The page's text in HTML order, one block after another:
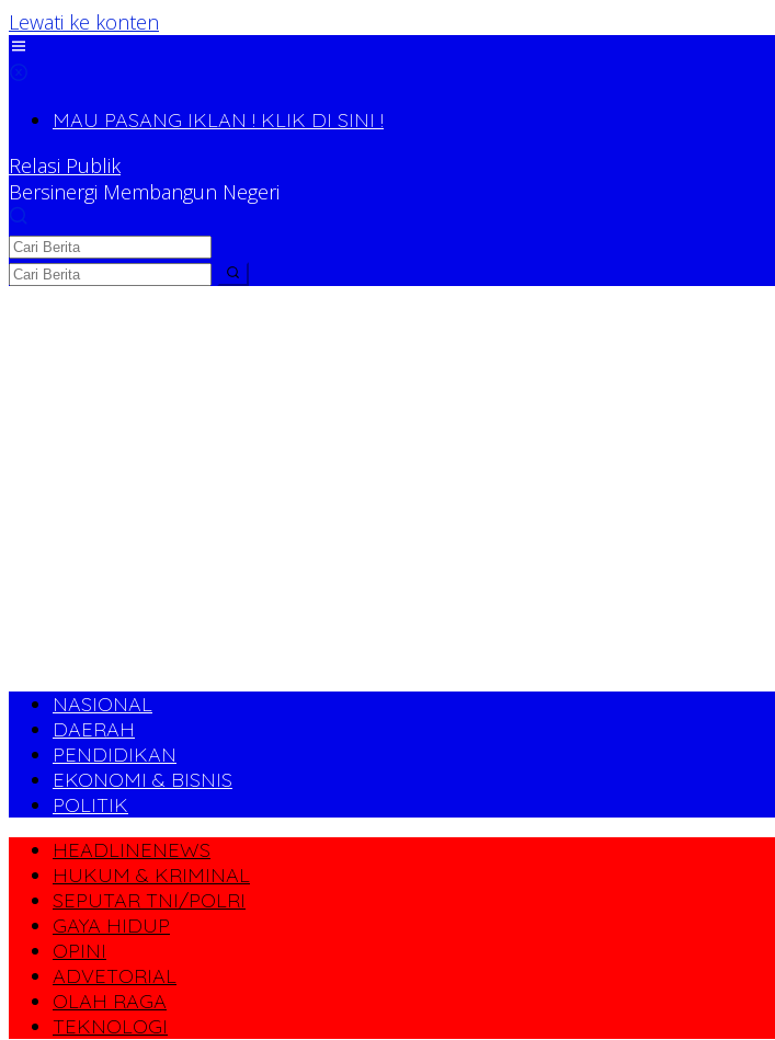
Lewati ke konten
MAU PASANG IKLAN ! KLIK DI SINI !
Relasi Publik
Bersinergi Membangun Negeri
NASIONAL
DAERAH
PENDIDIKAN
EKONOMI & BISNIS
POLITIK
HEADLINENEWS
HUKUM & KRIMINAL
SEPUTAR TNI/POLRI
GAYA HIDUP
OPINI
ADVETORIAL
OLAH RAGA
TEKNOLOGI